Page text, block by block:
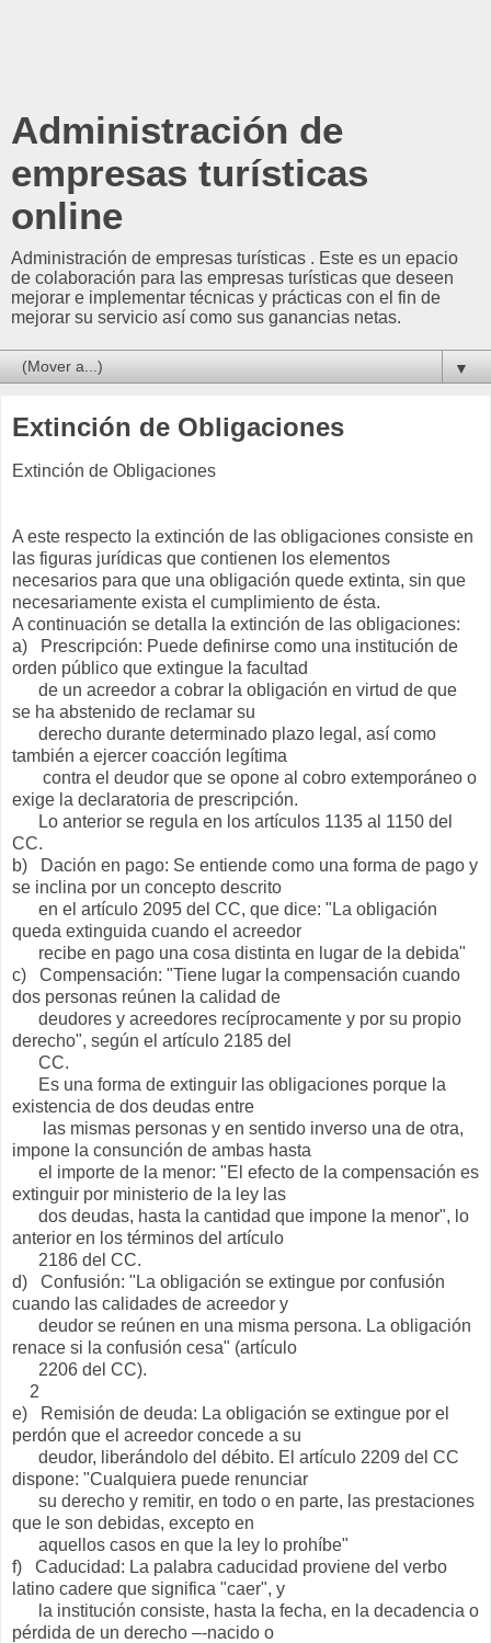
Administración de
empresas turísticas
online
Administración de empresas turísticas . Este es un epacio
de colaboración para las empresas turísticas que deseen
mejorar e implementar técnicas y prácticas con el fin de
mejorar su servicio así como sus ganancias netas.
▼
Extinción de Obligaciones
Extinción de Obligaciones
A este respecto la extinción de las obligaciones consiste en
las figuras jurídicas que contienen los elementos
necesarios para que una obligación quede extinta, sin que
necesariamente exista el cumplimiento de ésta.
A continuación se detalla la extinción de las obligaciones:
a) Prescripción: Puede definirse como una institución de
orden público que extingue la facultad
de un acreedor a cobrar la obligación en virtud de que
se ha abstenido de reclamar su
derecho durante determinado plazo legal, así como
también a ejercer coacción legítima
contra el deudor que se opone al cobro extemporáneo o
exige la declaratoria de prescripción.
Lo anterior se regula en los artículos 1135 al 1150 del
CC.
b) Dación en pago: Se entiende como una forma de pago y
se inclina por un concepto descrito
en el artículo 2095 del CC, que dice: "La obligación
queda extinguida cuando el acreedor
recibe en pago una cosa distinta en lugar de la debida"
c) Compensación: "Tiene lugar la compensación cuando
dos personas reúnen la calidad de
deudores y acreedores recíprocamente y por su propio
derecho", según el artículo 2185 del
CC.
Es una forma de extinguir las obligaciones porque la
existencia de dos deudas entre
las mismas personas y en sentido inverso una de otra,
impone la consunción de ambas hasta
el importe de la menor: "El efecto de la compensación es
extinguir por ministerio de la ley las
dos deudas, hasta la cantidad que impone la menor", lo
anterior en los términos del artículo
2186 del CC.
d) Confusión: "La obligación se extingue por confusión
cuando las calidades de acreedor y
deudor se reúnen en una misma persona. La obligación
renace si la confusión cesa" (artículo
2206 del CC).
2
e) Remisión de deuda: La obligación se extingue por el
perdón que el acreedor concede a su
deudor, liberándolo del débito. El artículo 2209 del CC
dispone: "Cualquiera puede renunciar
su derecho y remitir, en todo o en parte, las prestaciones
que le son debidas, excepto en
aquellos casos en que la ley lo prohíbe"
f) Caducidad: La palabra caducidad proviene del verbo
latino cadere que significa "caer", y
la institución consiste, hasta la fecha, en la decadencia o
pérdida de un derecho –-nacido o